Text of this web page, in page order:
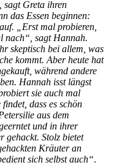
sagt Greta ihren
das Essen beginnen:
„Erst mal probieren,
nach“, sagt Hannah.
skeptisch bei allem, was
kommt. Aber heute hat
während andere
Hannah isst längst
sie auch mal
dass es schön
aus dem
und in ihrer
gehackt. Stolz bietet
Kräuter an
sich selbst auch“.